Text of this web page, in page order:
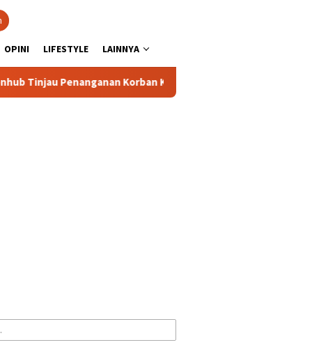
OPINI LIFESTYLE LAINNYA
Korban KM Mutiara Sentosa II di RS PHC Surabaya